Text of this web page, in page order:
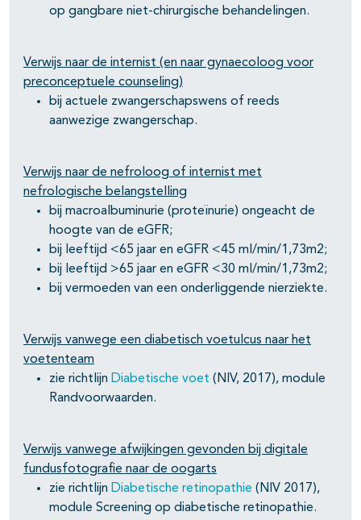
op gangbare niet-chirurgische behandelingen.
Verwijs naar de internist (en naar gynaecoloog voor
preconceptuele counseling)
bij actuele zwangerschapswens of reeds
aanwezige zwangerschap.
Verwijs naar de nefroloog of internist met
nefrologische belangstelling
bij macroalbuminurie (proteïnurie) ongeacht de
hoogte van de eGFR;
bij leeftijd <65 jaar en eGFR <45 ml/min/1,73m2;
bij leeftijd >65 jaar en eGFR <30 ml/min/1,73m2;
bij vermoeden van een onderliggende nierziekte.
Verwijs vanwege een diabetisch voetulcus naar het
voetenteam
zie richtlijn Diabetische voet (NIV, 2017), module
Randvoorwaarden.
Verwijs vanwege afwijkingen gevonden bij digitale
fundusfotografie naar de oogarts
zie richtlijn Diabetische retinopathie (NIV 2017),
module Screening op diabetische retinopathie.